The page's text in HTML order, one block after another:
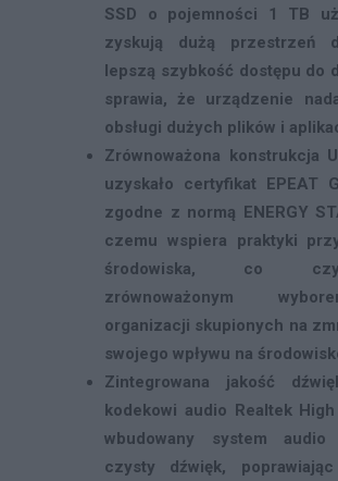
SSD o pojemności 1 TB
zyskują dużą przestrzeń
lepszą szybkość dostępu do
sprawia, że urządzenie
obsługi dużych plików i
Zrównoważona konstrukcja
uzyskało certyfikat EPEAT
zgodne z normą ENERGY
czemu wspiera praktyki
środowiska, co
zrównoważonym
organizacji skupionych na
swojego wpływu na
Zintegrowana jakość
kodekowi audio Realtek
wbudowany system audio
czysty dźwięk,